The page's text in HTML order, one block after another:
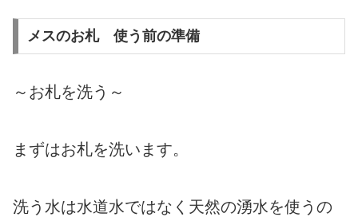
メスのお札 使う前の準備
～お札を洗う～
まずはお札を洗います。
洗う水は水道水ではなく天然の湧水を使うの